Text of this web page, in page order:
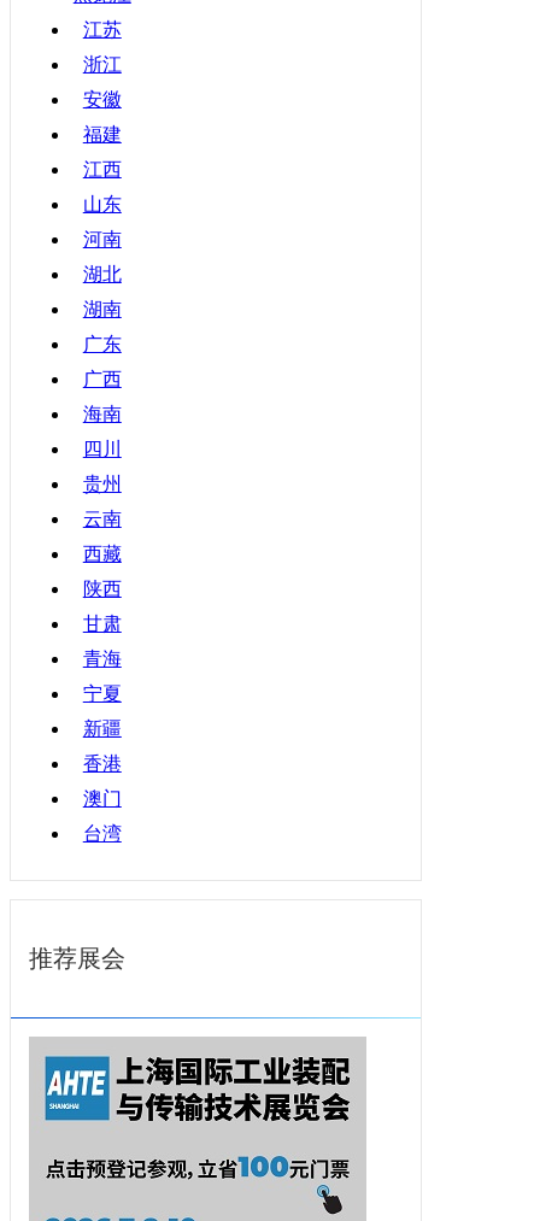
甘肃
青海
宁夏
新疆
香港
澳门
台湾
江苏
浙江
安徽
福建
江西
山东
河南
湖北
湖南
广东
广西
海南
四川
贵州
云南
西藏
陕西
甘肃
青海
宁夏
新疆
香港
澳门
台湾
推荐展会